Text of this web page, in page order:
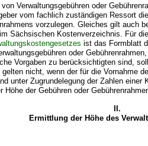
Verwaltungsgebühren oder
vom fachlich zuständigen Ressort
vorzulegen. Gleiches gilt auch
Sächsischen Kostenverzeichnis. Für
ist das Formblatt
oder
Vorgaben zu berücksichtigten sind,
nicht, wenn der für die Vornahme
unter Zugrundelegung der Zahlen einer
Höhe der Gebühren oder
II.
Ermittlung der Höhe des